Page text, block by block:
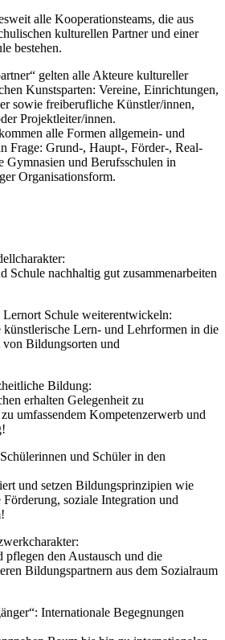
alle Kooperationsteams, die aus
kulturellen Partner und einer
bestehen.
gelten alle Akteure kultureller
Kunstsparten: Vereine, Einrichtungen,
sowie freiberufliche Künstler/innen,
Projektleiter/innen.
alle Formen allgemein- und
Frage: Grund-, Haupt-, Förder-, Real-
Gymnasien und Berufsschulen in
Organisationsform.
Schule nachhaltig gut zusammenarbeiten
Schule weiterentwickeln:
Lern- und Lehrformen in die
Bildungsorten und
Bildung:
erhalten Gelegenheit zu
umfassendem Kompetenzerwerb und
und Schüler in den
und setzen Bildungsprinzipien wie
soziale Integration und
den Austausch und die
Bildungspartnern aus dem Sozialraum
Internationale Begegnungen